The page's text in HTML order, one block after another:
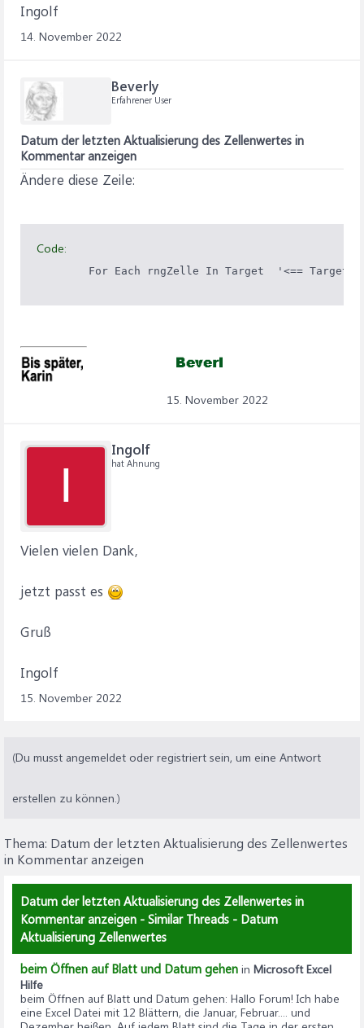
Ingolf
14. November 2022
Beverly
Erfahrener User
Datum der letzten Aktualisierung des Zellenwertes in
Kommentar anzeigen
Ändere diese Zeile:
Code:
For Each rngZelle In Target  '<== Target
15. November 2022
I
Ingolf
hat Ahnung
Vielen vielen Dank,
jetzt passt es
Gruß
Ingolf
15. November 2022
(Du musst angemeldet oder registriert sein, um eine Antwort
erstellen zu können.)
Thema: Datum der letzten Aktualisierung des Zellenwertes
in Kommentar anzeigen
Datum der letzten Aktualisierung des Zellenwertes in
Kommentar anzeigen - Similar Threads - Datum
Aktualisierung Zellenwertes
beim Öffnen auf Blatt und Datum gehen in Microsoft Excel
Hilfe
beim Öffnen auf Blatt und Datum gehen: Hallo Forum! Ich habe
eine Excel Datei mit 12 Blättern, die Januar, Februar.... und